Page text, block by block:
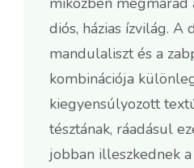
diós, házias ízvilág. A
mandulaliszt és a
kombinációja
kiegyensúlyozott
tésztának, ráadásul
jobban illeszkednek